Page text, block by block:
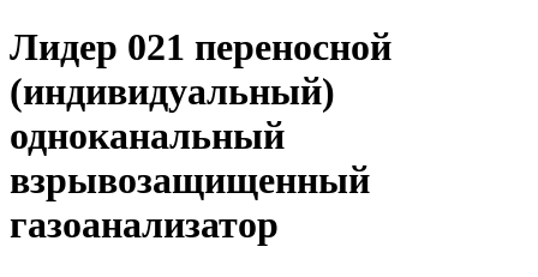
Лидер 021 переносной
(индивидуальный)
одноканальный
взрывозащищенный
газоанализатор